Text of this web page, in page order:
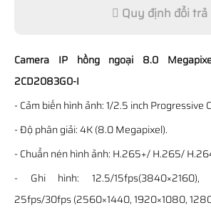
Quy định đổi trả
Camera IP hồng ngoại 8.0
2CD2083G0-I
- Cảm biến hình ảnh: 1/2.5 inch Progressive
- Độ phân giải: 4K (8.0 Megapixel).
- Chuẩn nén hình ảnh: H.265+/ H.265/
- Ghi hình: 12.5/15fps(3840×2160),
25fps/30fps (2560×1440, 1920×1080,